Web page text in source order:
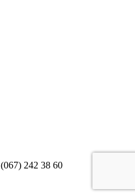
(067) 242 38 60